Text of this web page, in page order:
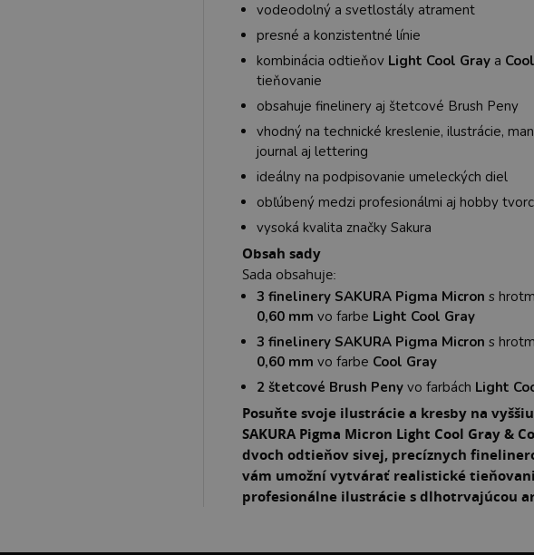
vodeodolný a svetlostály atrament
presné a konzistentné línie
kombinácia odtieňov Light Cool Gray a
tieňovanie
obsahuje finelinery aj štetcové Brush Peny
vhodný na technické kreslenie, ilustrácie,
journal aj lettering
ideálny na podpisovanie umeleckých diel
obľúbený medzi profesionálmi aj hobby
vysoká kvalita značky Sakura
Obsah sady
Sada obsahuje:
3 finelinery SAKURA Pigma Micron s
0,60 mm vo farbe Light Cool Gray
3 finelinery SAKURA Pigma Micron s
0,60 mm vo farbe Cool Gray
2 štetcové Brush Peny vo farbách Light
Posuňte svoje ilustrácie a kresby na
SAKURA Pigma Micron Light Cool Gray &
dvoch odtieňov sivej, precíznych
vám umožní vytvárať realistické
profesionálne ilustrácie s dlhotrvajúcou